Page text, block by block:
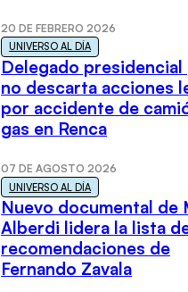
20 DE FEBRERO 2026
UNIVERSO AL DÍA
Delegado presidencial
no descarta acciones
por accidente de
gas en Renca
07 DE AGOSTO 2026
UNIVERSO AL DÍA
Nuevo documental de
Alberdi lidera la lista
recomendaciones de
Fernando Zavala